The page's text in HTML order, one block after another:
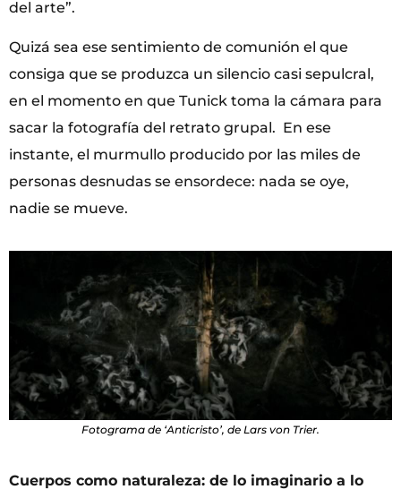
del arte”.
Quizá sea ese sentimiento de comunión el que
consiga que se produzca un silencio casi sepulcral,
en el momento en que Tunick toma la cámara para
sacar la fotografía del retrato grupal. En ese
instante, el murmullo producido por las miles de
personas desnudas se ensordece: nada se oye,
nadie se mueve.
Fotograma de ‘Anticristo’, de Lars von Trier.
Cuerpos como naturaleza: de lo imaginario a lo